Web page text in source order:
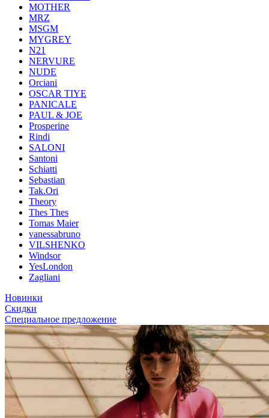
MOTHER
MRZ
MSGM
MYGREY
N21
NERVURE
NUDE
Orciani
OSCAR TIYE
PANICALE
PAUL & JOE
Prosperine
Rindi
SALONI
Santoni
Schiatti
Sebastian
Tak.Ori
Theory
Thes Thes
Tomas Maier
vanessabruno
VILSHENKO
Windsor
YesLondon
Zagliani
Новинки
Скидки
Специальное предложение